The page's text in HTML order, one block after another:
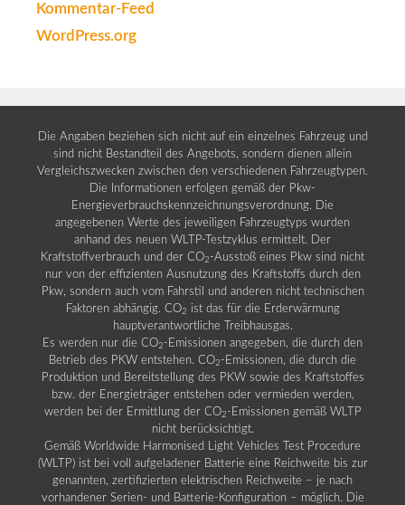
Kommentar-Feed
WordPress.org
Die Angaben beziehen sich nicht auf ein einzelnes Fahrzeug und
sind nicht Bestandteil des Angebots, sondern dienen allein
Vergleichszwecken zwischen den verschiedenen Fahrzeugtypen.
Die Informationen erfolgen gemäß der Pkw-
Energieverbrauchskennzeichnungsverordnung. Die
angegebenen Werte des jeweiligen Fahrzeugtyps wurden
anhand des neuen WLTP-Testzyklus ermittelt. Der
Kraftstoffverbrauch und der CO2 -Ausstoß eines Pkw sind nicht
nur von der effizienten Ausnutzung des Kraftstoffs durch den
Pkw, sondern auch vom Fahrstil und anderen nicht technischen
Faktoren abhängig. CO2 ist das für die Erderwärmung
hauptverantwortliche Treibhausgas.
Es werden nur die CO2 -Emissionen angegeben, die durch den
Betrieb des PKW entstehen. CO2 -Emissionen, die durch die
Produktion und Bereitstellung des PKW sowie des Kraftstoffes
bzw. der Energieträger entstehen oder vermieden werden,
werden bei der Ermittlung der CO2 -Emissionen gemäß WLTP
nicht berücksichtigt.
Gemäß Worldwide Harmonised Light Vehicles Test Procedure
(WLTP) ist bei voll aufgeladener Batterie eine Reichweite bis zur
genannten, zertifizierten elektrischen Reichweite – je nach
vorhandener Serien- und Batterie-Konfiguration – möglich. Die